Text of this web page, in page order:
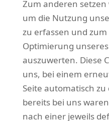
Zum anderen setzen
um die Nutzung
zu erfassen und zum
Optimierung
auszuwerten. Diese
uns, bei einem
Seite automatisch zu
bereits bei uns
nach einer jeweils